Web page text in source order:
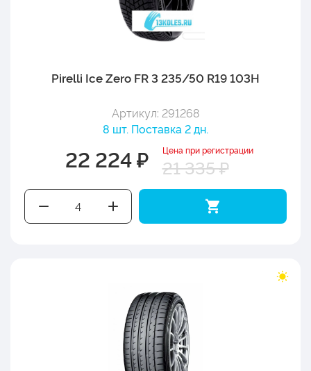
Pirelli Ice Zero FR 3 235/50 R19 103H
Артикул: 291268
8 шт. Поставка 2 дн.
22 224 ₽ Цена при регистрации
21 335 ₽